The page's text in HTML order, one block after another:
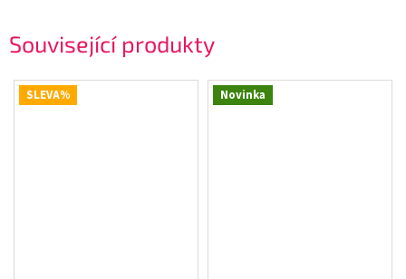
Související produkty
SLEVA% Novinka